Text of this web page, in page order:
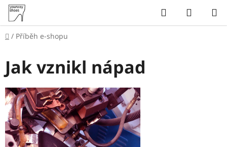
Přejít
obsah
Hledat
KOŠÍK
Domů
/ Příběh e-shopu
Jak vznikl nápad